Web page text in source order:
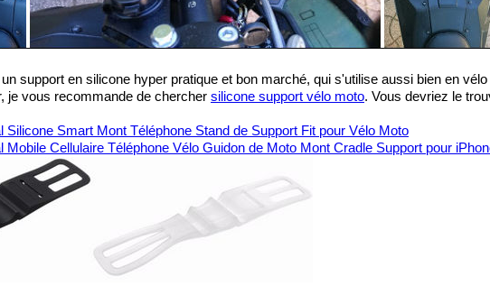
support en silicone hyper pratique et bon marché, qui s'utilise aussi bien en
je vous recommande de chercher silicone support vélo moto. Vous devriez le
Silicone Smart Mont Téléphone Stand de Support Fit pour Vélo Moto
Mobile Cellulaire Téléphone Vélo Guidon de Moto Mont Cradle Support pour